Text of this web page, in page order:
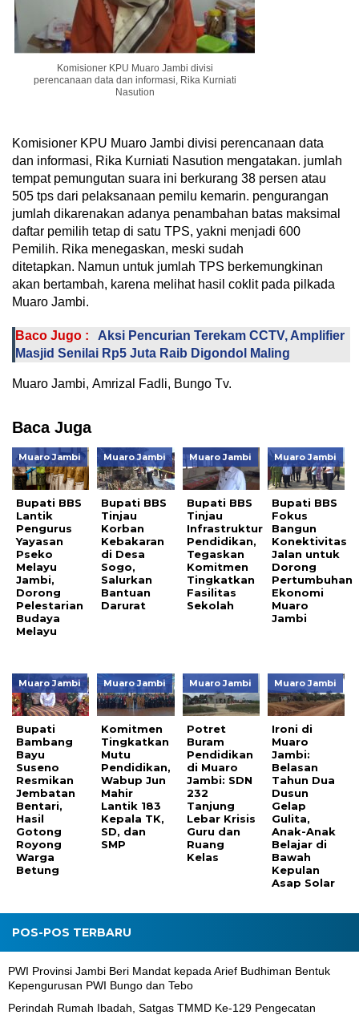
Komisioner KPU Muaro Jambi divisi
perencanaan data dan informasi, Rika Kurniati
Nasution
Komisioner KPU Muaro Jambi divisi perencanaan data
dan informasi, Rika Kurniati Nasution mengatakan. jumlah
tempat pemungutan suara ini berkurang 38 persen atau
505 tps dari pelaksanaan pemilu kemarin. pengurangan
jumlah dikarenakan adanya penambahan batas maksimal
daftar pemilih tetap di satu TPS, yakni menjadi 600
Pemilih. Rika menegaskan, meski sudah
ditetapkan. Namun untuk jumlah TPS berkemungkinan
akan bertambah, karena melihat hasil coklit pada pilkada
Muaro Jambi.
Baco Jugo :
Aksi Pencurian Terekam CCTV, Amplifier
Masjid Senilai Rp5 Juta Raib Digondol Maling
Muaro Jambi, Amrizal Fadli, Bungo Tv.
Baca Juga
Muaro Jambi
Bupati BBS
Lantik
Pengurus
Yayasan
Pseko
Melayu
Jambi,
Dorong
Pelestarian
Budaya
Melayu
Muaro Jambi
Bupati BBS
Tinjau
Korban
Kebakaran
di Desa
Sogo,
Salurkan
Bantuan
Darurat
Muaro Jambi
Bupati BBS
Tinjau
Infrastruktur
Pendidikan,
Tegaskan
Komitmen
Tingkatkan
Fasilitas
Sekolah
Muaro Jambi
Bupati BBS
Fokus
Bangun
Konektivitas
Jalan untuk
Dorong
Pertumbuhan
Ekonomi
Muaro
Jambi
Muaro Jambi
Bupati
Bambang
Bayu
Suseno
Resmikan
Jembatan
Bentari,
Hasil
Gotong
Royong
Warga
Betung
Muaro Jambi
Komitmen
Tingkatkan
Mutu
Pendidikan,
Wabup Jun
Mahir
Lantik 183
Kepala TK,
SD, dan
SMP
Muaro Jambi
Potret
Buram
Pendidikan
di Muaro
Jambi: SDN
232
Tanjung
Lebar Krisis
Guru dan
Ruang
Kelas
Muaro Jambi
Ironi di
Muaro
Jambi:
Belasan
Tahun Dua
Dusun
Gelap
Gulita,
Anak-Anak
Belajar di
Bawah
Kepulan
Asap Solar
POS-POS TERBARU
PWI Provinsi Jambi Beri Mandat kepada Arief Budhiman Bentuk
Kepengurusan PWI Bungo dan Tebo
Perindah Rumah Ibadah, Satgas TMMD Ke-129 Pengecatan